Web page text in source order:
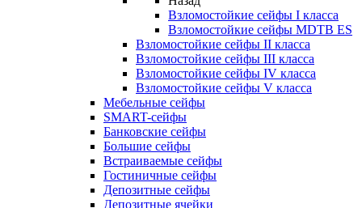
Взломостойкие сейфы I класса
Взломостойкие сейфы MDTB ES
Взломостойкие сейфы II класса
Взломостойкие сейфы III класса
Взломостойкие сейфы IV класса
Взломостойкие сейфы V класса
Мебельные сейфы
SMART-сейфы
Банковские сейфы
Большие сейфы
Встраиваемые сейфы
Гостиничные сейфы
Депозитные сейфы
Депозитные ячейки